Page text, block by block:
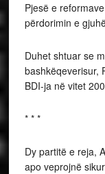
Pjesë e
përdorimin e
Duhet shtuar se
bashkëqeverisur,
BDI-ja në vitet
* * *
Dy partitë e reja,
apo veprojnë